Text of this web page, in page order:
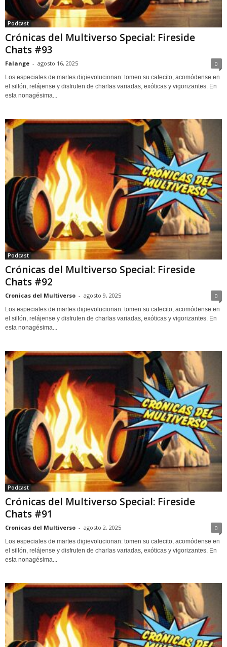
Podcast
Crónicas del Multiverso Special: Fireside
Chats #93
Falange - agosto 16, 2025 0
Los especiales de martes digievolucionan: tomen su cafecito, acomódense en
el sillón, relájense y disfruten de charlas variadas, exóticas y vigorizantes. En
esta nonagésima...
Podcast
Crónicas del Multiverso Special: Fireside
Chats #92
Cronicas del Multiverso - agosto 9, 2025 0
Los especiales de martes digievolucionan: tomen su cafecito, acomódense en
el sillón, relájense y disfruten de charlas variadas, exóticas y vigorizantes. En
esta nonagésima...
Podcast
Crónicas del Multiverso Special: Fireside
Chats #91
Cronicas del Multiverso - agosto 2, 2025 0
Los especiales de martes digievolucionan: tomen su cafecito, acomódense en
el sillón, relájense y disfruten de charlas variadas, exóticas y vigorizantes. En
esta nonagésima...